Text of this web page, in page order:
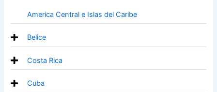
America Central e Islas del Caribe
Belice
Costa Rica
Cuba